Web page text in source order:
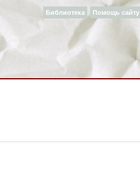
Помощь сайту
Библиотека